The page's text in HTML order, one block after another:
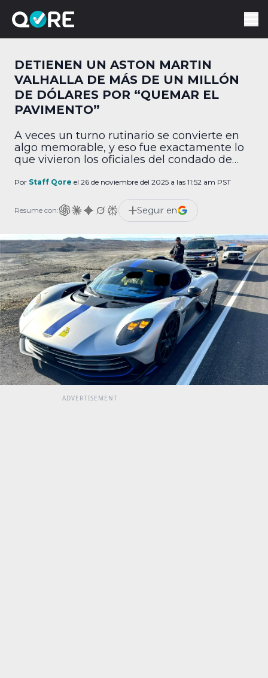
DETIENEN UN ASTON MARTIN
VALHALLA DE MÁS DE UN MILLÓN
DE DÓLARES POR “QUEMAR EL
PAVIMENTO”
A veces un turno rutinario se convierte en
algo memorable, y eso fue exactamente lo
que vivieron los oficiales del condado de
una zona conocida por su tráfico ligero y
Aston Martin Valhalla… pero no uno
cualquiera: un prototipo valuado en
Por Staff Qore el 26 de noviembre del 2025 a las 11:52 am PST
Resume con: Seguir en